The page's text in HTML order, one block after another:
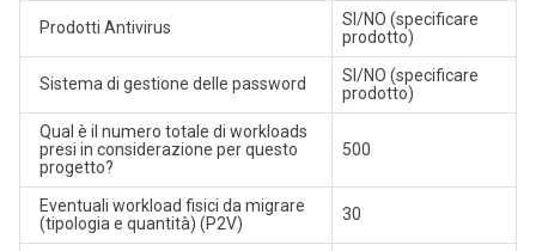
Prodotti Antivirus
SI/NO (specificare
prodotto)
Sistema di gestione delle password
SI/NO (specificare
prodotto)
Qual è il numero totale di workloads
presi in considerazione per questo
progetto?
500
Eventuali workload fisici da migrare
(tipologia e quantità) (P2V)
30